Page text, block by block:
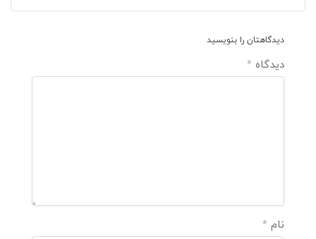
دیدگاهتان را بنویسید
دیدگاه *
نام *